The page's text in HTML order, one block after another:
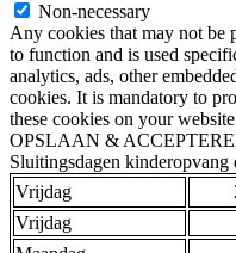
Non-necessary
Any cookies that may not be
to function and is used
analytics, ads, other
cookies. It is mandatory to
these cookies on your
OPSLAAN &
Sluitingsdagen kinderopvang
Vrijdag
Vrijdag